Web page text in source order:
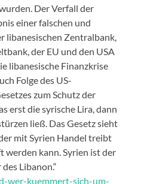
Der Verfall der
einer falschen und
Zentralbank,
der EU und den USA
libanesische Finanzkrise
Folge des US-
zum Schutz der
erst die syrische Lira, dann
ließ. Das Gesetz sieht
mit Syrien Handel treibt
werden kann. Syrien ist der
Libanon.“
wer-kuemmert-sich-um-